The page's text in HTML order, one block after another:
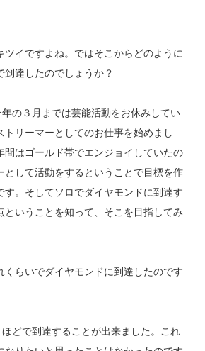
イですよね。ではそこからどのように
到達したのでしょうか？
の３月までは芸能活動をお休みしてい
トリーマーとしてのお仕事を始めまし
間はゴールド帯でエンジョイしていたの
として活動をするということで目標を作
す。そしてソロでダイヤモンドに到達す
ということを知って、そこを目指してみ
らいでダイヤモンドに到達したのです
どで到達することが出来ました。これ